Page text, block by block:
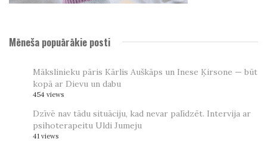
Mēneša popuārākie posti
Mākslinieku pāris Kārlis Auškāps un Inese Ķirsone — būt
kopā ar Dievu un dabu
454 views
Dzīvē nav tādu situāciju, kad nevar palīdzēt. Intervija ar
psihoterapeitu Uldi Jumeju
41 views